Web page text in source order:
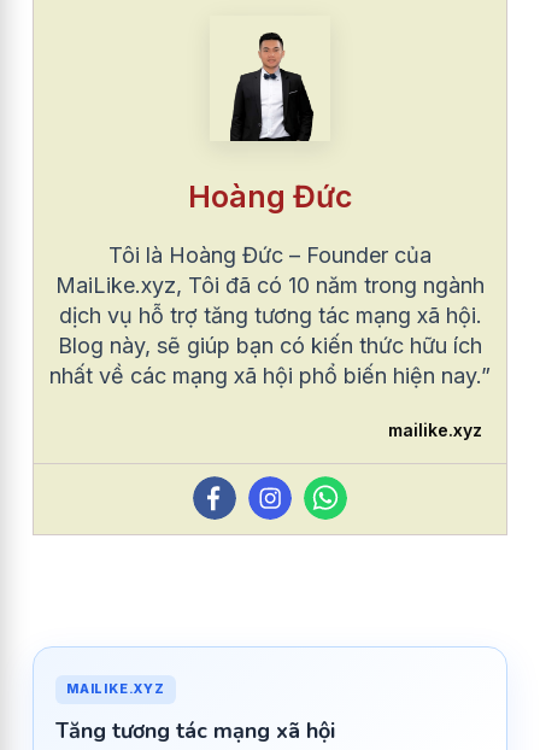
Hoàng Đức
Tôi là Hoàng Đức – Founder của
MaiLike.xyz, Tôi đã có 10 năm trong ngành
dịch vụ hỗ trợ tăng tương tác mạng xã hội.
Blog này, sẽ giúp bạn có kiến thức hữu ích
nhất về các mạng xã hội phổ biến hiện nay.”
mailike.xyz
MAILIKE.XYZ
Tăng tương tác mạng xã hội